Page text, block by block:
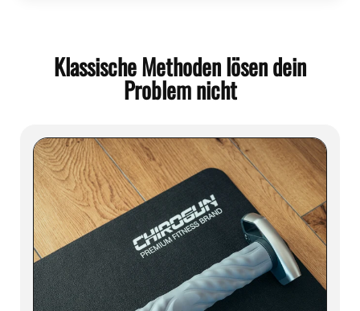
Klassische Methoden lösen dein
Problem nicht